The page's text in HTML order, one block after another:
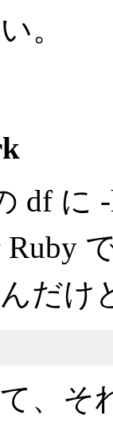
。
df に
Ruby
だけ
、そ